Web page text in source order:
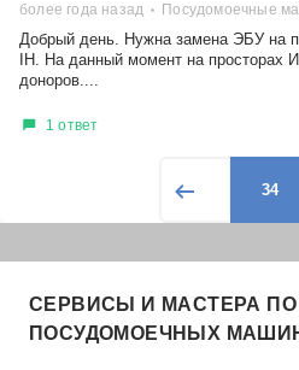
более года назад Посудомоечные
Добрый день. Нужна замена ЭБУ на
IH​. На данный момент на просторах
доноров....
1 ответ
34
СЕРВИСЫ И МАСТЕРА ПО
ПОСУДОМОЕЧНЫХ